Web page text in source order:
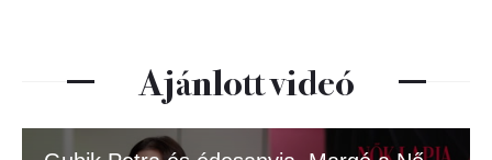
Ajánlott videó